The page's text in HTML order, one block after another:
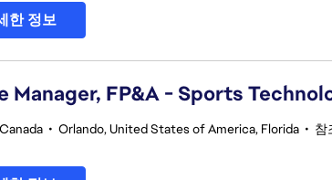
한 정보
Manager, FP&A - Sports
• Orlando, United States of America, Florida • 참